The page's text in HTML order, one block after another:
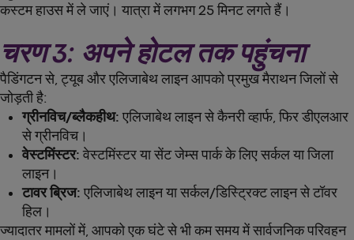
कस्टम हाउस में ले जाएं। यात्रा में लगभग 25 मिनट लगते हैं।
चरण 3: अपने होटल तक पहुंचना
पैडिंगटन से, ट्यूब और एलिजाबेथ लाइन आपको प्रमुख मैराथन जिलों से
जोड़ती है:
ग्रीनविच/ब्लैकहीथ: एलिजाबेथ लाइन से कैनरी व्हार्फ, फिर डीएलआर
से ग्रीनविच।
वेस्टमिंस्टर: वेस्टमिंस्टर या सेंट जेम्स पार्क के लिए सर्कल या जिला
लाइन।
टावर ब्रिज: एलिजाबेथ लाइन या सर्कल/डिस्ट्रिक्ट लाइन से टॉवर
हिल।
ज्यादातर मामलों में, आपको एक घंटे से भी कम समय में सार्वजनिक परिवहन